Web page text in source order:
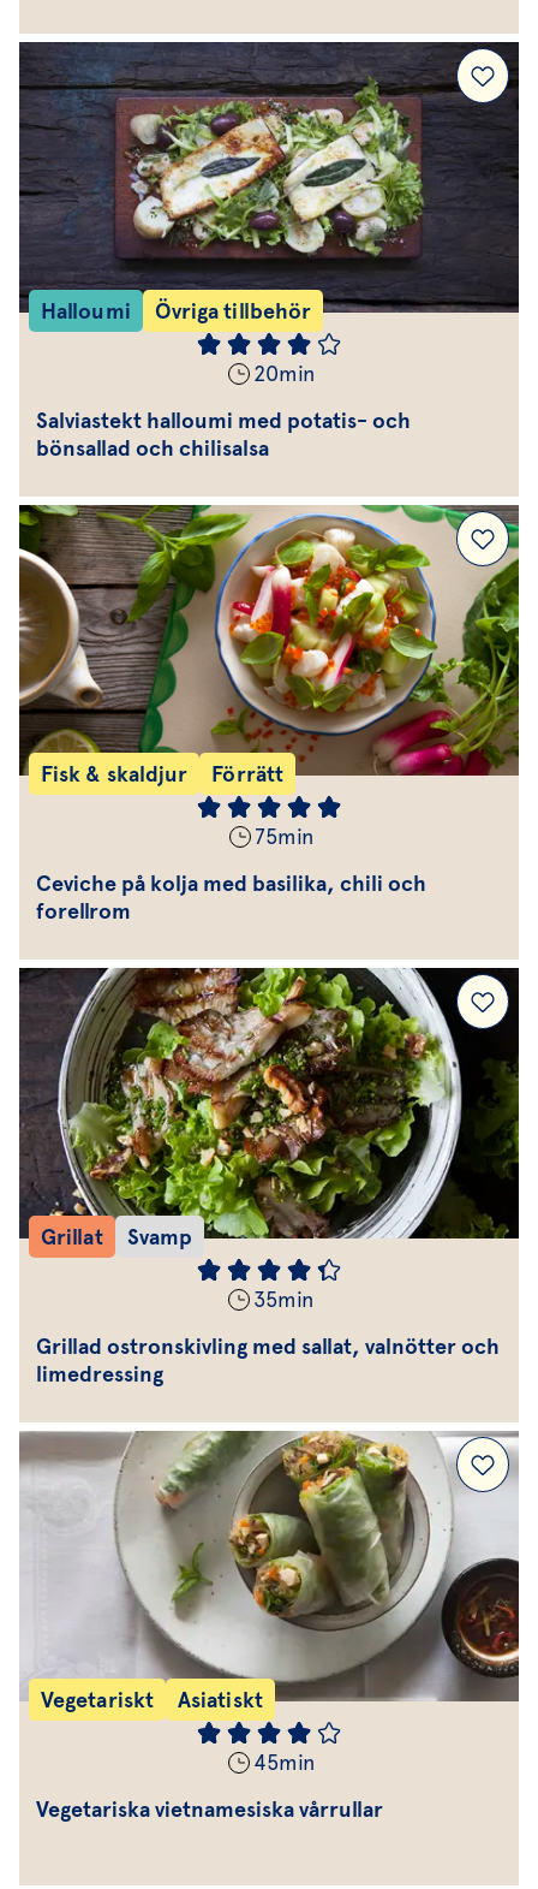
Halloumi Övriga tillbehör
20min
Salviastekt halloumi med potatis- och
bönsallad och chilisalsa
Fisk & skaldjur Förrätt
75min
Ceviche på kolja med basilika, chili och
forellrom
Grillat Svamp
35min
Grillad ostronskivling med sallat, valnötter och
limedressing
Vegetariskt Asiatiskt
45min
Vegetariska vietnamesiska vårrullar